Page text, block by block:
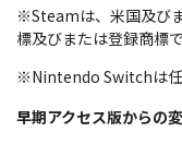
※Steamは、米国及び
標及びまたは登録商標で
※Nintendo Switchは任
早期アクセス版からの